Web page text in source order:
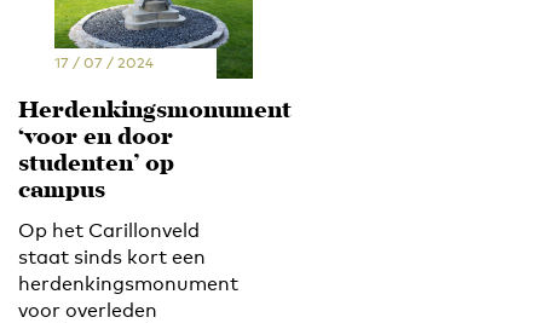
17 / 07 / 2024
Herdenkingsmonument
‘voor en door
studenten’ op
campus
Op het Carillonveld
staat sinds kort een
herdenkingsmonument
voor overleden